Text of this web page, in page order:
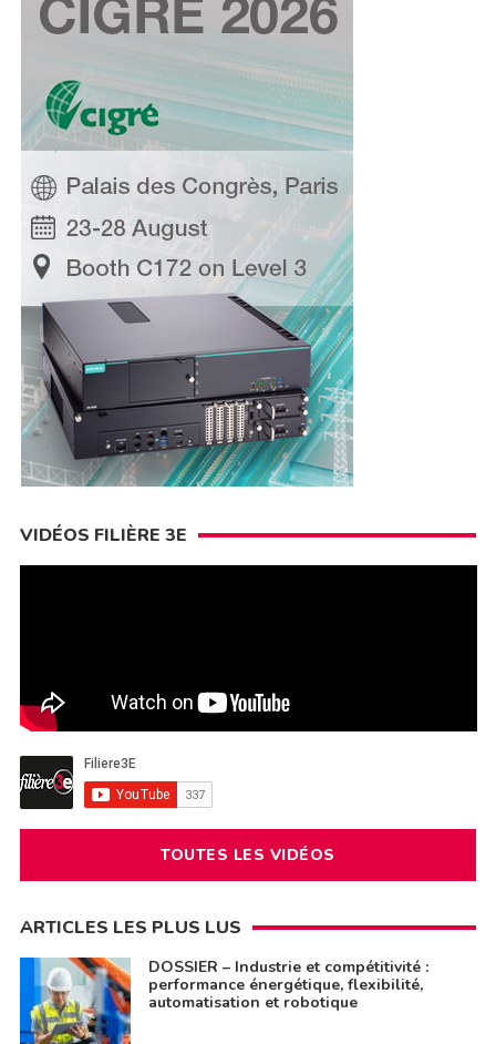
VIDÉOS FILIÈRE 3E
TOUTES LES VIDÉOS
ARTICLES LES PLUS LUS
DOSSIER – Industrie et compétitivité :
performance énergétique, flexibilité,
automatisation et robotique